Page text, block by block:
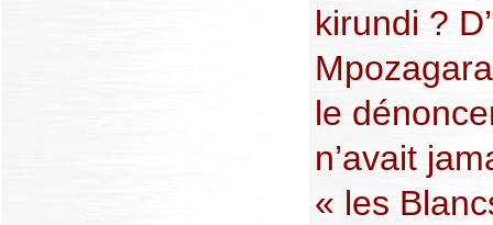
kirundi ?
le
n’avait
« les